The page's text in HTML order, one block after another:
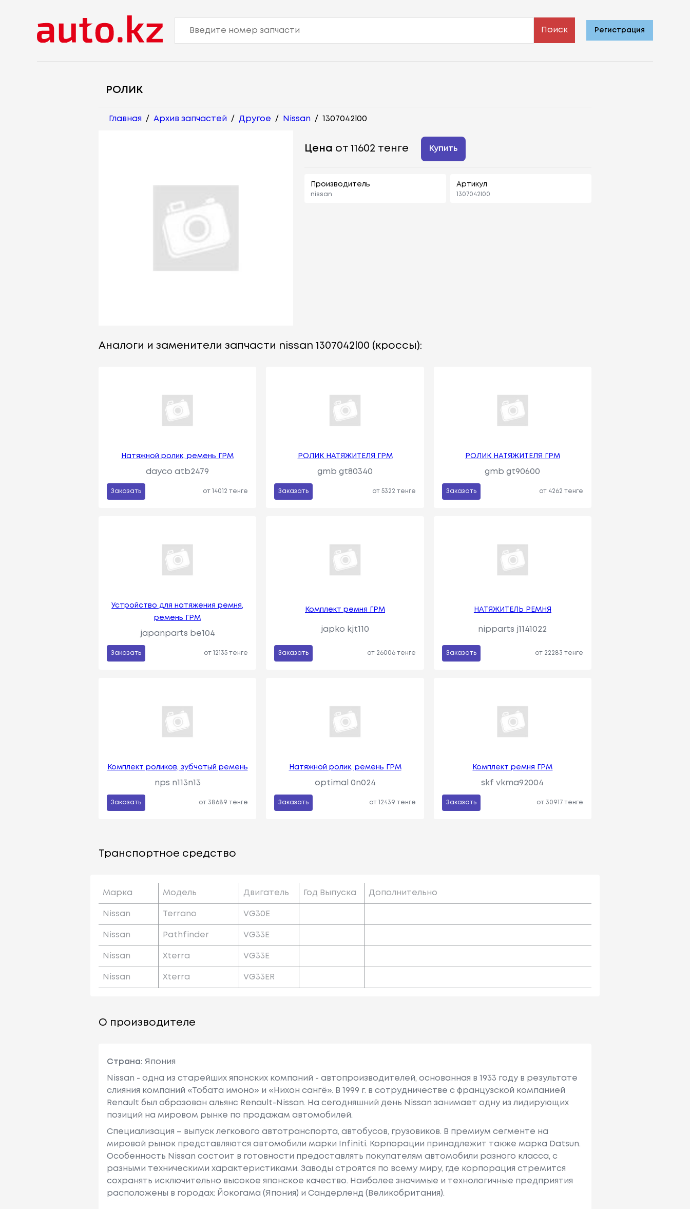
Поиск Регистрация
РОЛИК
Главная / Архив запчастей / Другое / Nissan / 1307042l00
Цена от 11602 тенге Купить
Производитель
nissan
Артикул
1307042l00
Аналоги и заменители запчасти nissan 1307042l00 (кроссы):
Натяжной ролик, ремень ГРМ
dayco atb2479
Заказать от 14012 тенге
РОЛИК НАТЯЖИТЕЛЯ ГРМ
gmb gt80340
Заказать от 5322 тенге
РОЛИК НАТЯЖИТЕЛЯ ГРМ
gmb gt90600
Заказать от 4262 тенге
Устройство для натяжения ремня,
ремень ГРМ
japanparts be104
Заказать от 12135 тенге
Комплект ремня ГРМ
japko kjt110
Заказать от 26006 тенге
НАТЯЖИТЕЛЬ РЕМНЯ
nipparts j1141022
Заказать от 22283 тенге
Комплект роликов, зубчатый ремень
nps n113n13
Заказать от 38689 тенге
Натяжной ролик, ремень ГРМ
optimal 0n024
Заказать от 12439 тенге
Комплект ремня ГРМ
skf vkma92004
Заказать от 30917 тенге
Транспортное средство
Марка Модель Двигатель Год Выпуска Дополнительно
Nissan Terrano VG30E
Nissan Pathfinder VG33E
Nissan Xterra VG33E
Nissan Xterra VG33ER
О производителе
Страна: Япония
Nissan - одна из старейших японских компаний - автопроизводителей, основанная в 1933 году в результате
слияния компаний «Тобата имоно» и «Нихон сангё». В 1999 г. в сотрудничестве с французcкой компанией
Renault был образован альянс Renault-Nissan. На сегодняшний день Nissan занимает одну из лидирующих
позиций на мировом рынке по продажам автомобилей.
Специализация – выпуск легкового автотранспорта, автобусов, грузовиков. В премиум сегменте на
мировой рынок представляются автомобили марки Infiniti. Корпорации принадлежит также марка Datsun.
Особенность Nissan состоит в готовности предоставлять покупателям автомобили разного класса, с
разными техническими характеристиками. Заводы строятся по всему миру, где корпорация стремится
сохранять исключительно высокое японское качество. Наиболее значимые и технологичные предприятия
расположены в городах: Йокогама (Япония) и Сандерленд (Великобритания).